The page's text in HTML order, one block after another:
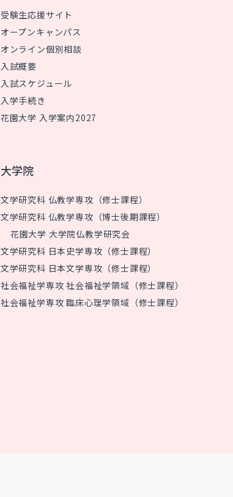
受験生応援サイト
オープンキャンパス
オンライン個別相談
入試概要
入試スケジュール
入学手続き
花園大学 入学案内2027
大学院
文学研究科 仏教学専攻（修士課程）
文学研究科 仏教学専攻（博士後期課程）
花園大学 大学院仏教学研究会
文学研究科 日本史学専攻（修士課程）
文学研究科 日本文学専攻（修士課程）
社会福祉学専攻 社会福祉学領域（修士課程）
社会福祉学専攻 臨床心理学領域（修士課程）